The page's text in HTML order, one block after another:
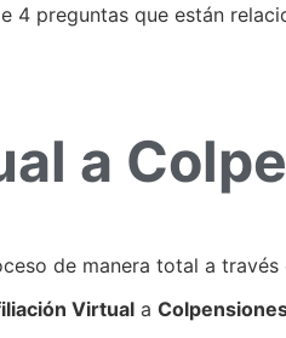
4 preguntas que están
a
de manera total a
Virtual a